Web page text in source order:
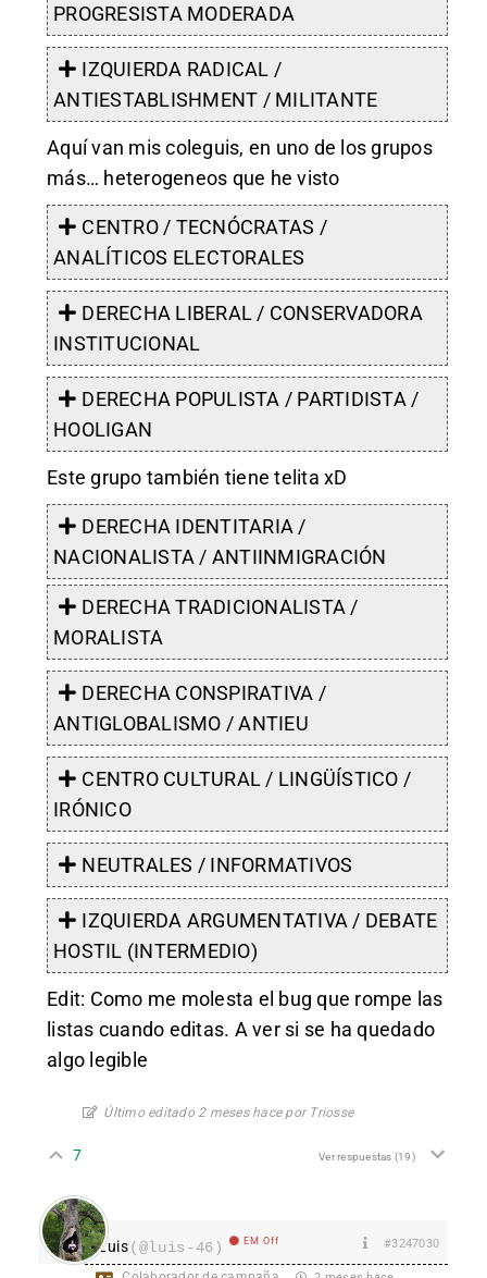
PROGRESISTA MODERADA
IZQUIERDA RADICAL /
ANTIESTABLISHMENT / MILITANTE
Aquí van mis coleguis, en uno de los grupos
más… heterogeneos que he visto
CENTRO / TECNÓCRATAS /
ANALÍTICOS ELECTORALES
DERECHA LIBERAL / CONSERVADORA
INSTITUCIONAL
DERECHA POPULISTA / PARTIDISTA /
HOOLIGAN
Este grupo también tiene telita xD
DERECHA IDENTITARIA /
NACIONALISTA / ANTIINMIGRACIÓN
DERECHA TRADICIONALISTA /
MORALISTA
DERECHA CONSPIRATIVA /
ANTIGLOBALISMO / ANTIEU
CENTRO CULTURAL / LINGÜÍSTICO /
IRÓNICO
NEUTRALES / INFORMATIVOS
IZQUIERDA ARGUMENTATIVA / DEBATE
HOSTIL (INTERMEDIO)
Edit: Como me molesta el bug que rompe las
listas cuando editas. A ver si se ha quedado
algo legible
Último editado 2 meses hace por Triosse
7 Ver respuestas (19)
Luis(@luis-46) EM Off #3247030